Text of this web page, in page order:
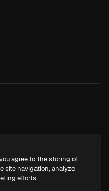
agree to the storing of
site navigation, analyze
efforts.